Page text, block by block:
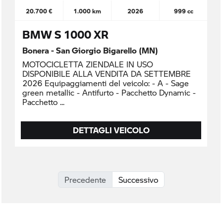
20.700 € 1.000 km 2026 999 cc
BMW S 1000 XR
Bonera - San Giorgio Bigarello (MN)
MOTOCICLETTA ZIENDALE IN USO
DISPONIBILE ALLA VENDITA DA SETTEMBRE
2026 Equipaggiamenti del veicolo: - A - Sage
green metallic - Antifurto - Pacchetto Dynamic -
Pacchetto
DETTAGLI VEICOLO
Precedente Successivo